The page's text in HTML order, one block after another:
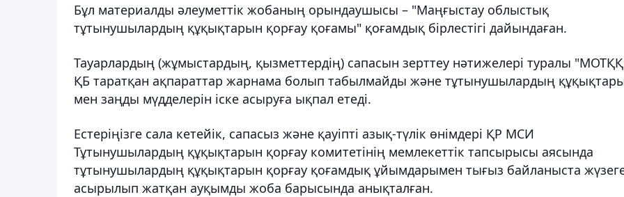
Бұл материалды әлеуметтік жобаның орындаушысы – "Маңғыстау облыстық
тұтынушылардың құқықтарын қорғау қоғамы" қоғамдық бірлестігі дайындаған.
Тауарлардың (жұмыстардың, қызметтердің) сапасын зерттеу нәтижелері туралы
ҚБ таратқан ақпараттар жарнама болып табылмайды және тұтынушылардың
мен заңды мүдделерін іске асыруға ықпал етеді.
Естеріңізге сала кетейік, сапасыз және қауіпті азық-түлік өнімдері ҚР МСИ
Тұтынушылардың құқықтарын қорғау комитетінің мемлекеттік тапсырысы аясында
тұтынушылардың құқықтарын қорғау қоғамдық ұйымдарымен тығыз байланыста
асырылып жатқан ауқымды жоба барысында анықталған.